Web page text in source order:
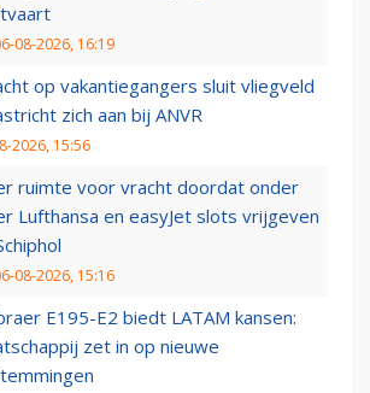
08-2026, 16:19
op vakantiegangers sluit vliegveld
zich aan bij ANVR
2026, 15:56
ruimte voor vracht doordat onder
Lufthansa en easyJet slots vrijgeven
08-2026, 15:16
E195-E2 biedt LATAM kansen:
zet in op nieuwe